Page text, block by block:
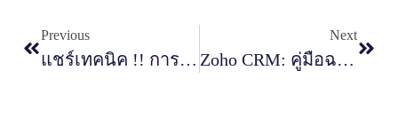
Previous
แชร์เทคนิค !! การโปรโมทบูธก่อนงานอีเวนต์
Next
Zoho CRM: คู่มือฉบับสมบูรณ์สำหรับมือใหม่